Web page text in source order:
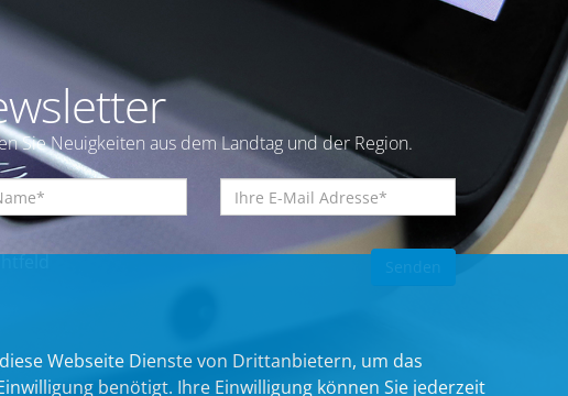
Sie Neuigkeiten aus dem Landtag und der Region.
Webseite Dienste von Drittanbietern, um das
benötigt. Ihre Einwilligung können Sie jederzeit